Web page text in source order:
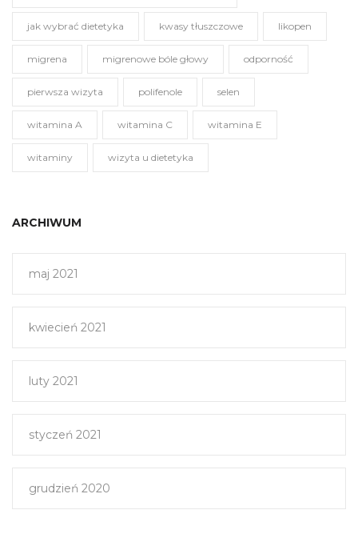
jak wybrać dietetyka kwasy tłuszczowe likopen
migrena migrenowe bóle głowy odporność
pierwsza wizyta polifenole selen
witamina A witamina C witamina E
witaminy wizyta u dietetyka
ARCHIWUM
maj 2021
kwiecień 2021
luty 2021
styczeń 2021
grudzień 2020